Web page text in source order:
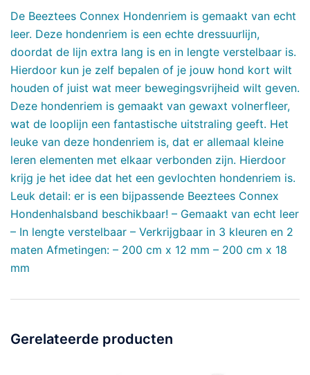
De Beeztees Connex Hondenriem is gemaakt van echt
leer. Deze hondenriem is een echte dressuurlijn,
doordat de lijn extra lang is en in lengte verstelbaar is.
Hierdoor kun je zelf bepalen of je jouw hond kort wilt
houden of juist wat meer bewegingsvrijheid wilt geven.
Deze hondenriem is gemaakt van gewaxt volnerfleer,
wat de looplijn een fantastische uitstraling geeft. Het
leuke van deze hondenriem is, dat er allemaal kleine
leren elementen met elkaar verbonden zijn. Hierdoor
krijg je het idee dat het een gevlochten hondenriem is.
Leuk detail: er is een bijpassende Beeztees Connex
Hondenhalsband beschikbaar! – Gemaakt van echt leer
– In lengte verstelbaar – Verkrijgbaar in 3 kleuren en 2
maten Afmetingen: – 200 cm x 12 mm – 200 cm x 18
mm
Gerelateerde producten